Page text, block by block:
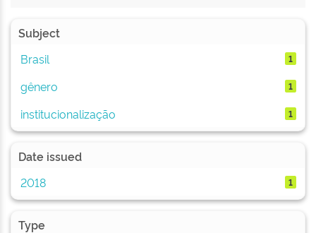
Subject
Brasil
1
gênero 1
institucionalização 1
Date issued
2018
1
Type